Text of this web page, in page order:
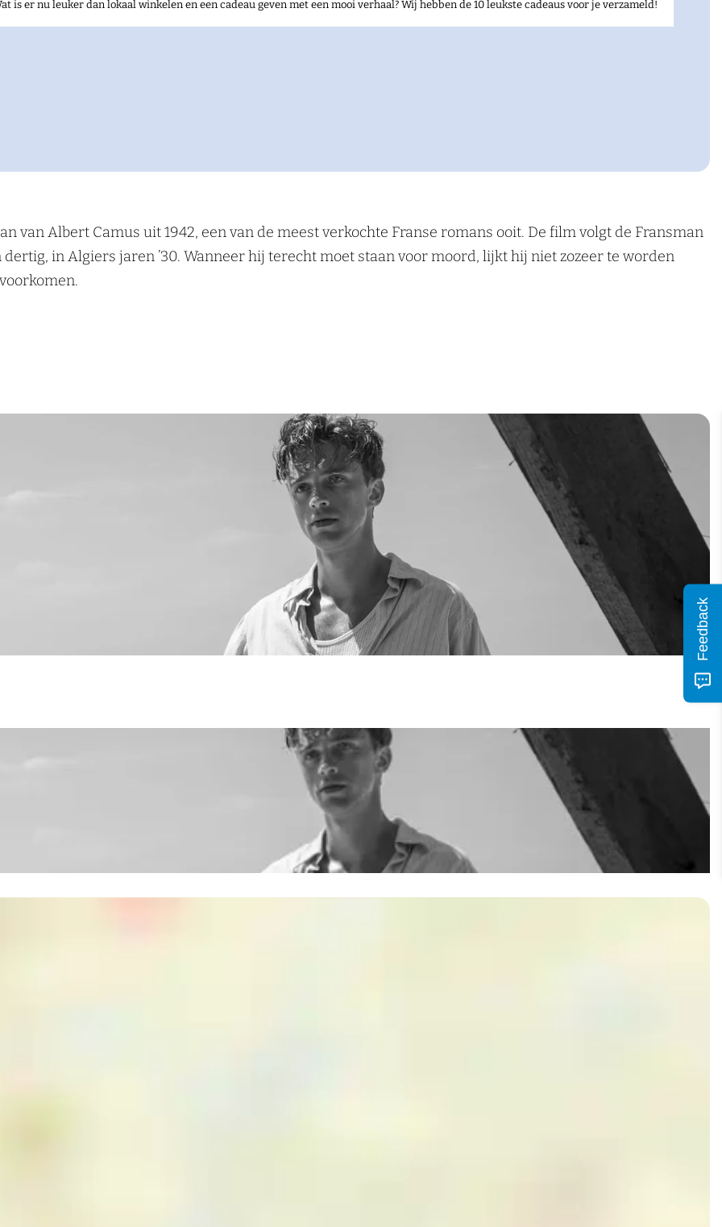
is er nu leuker dan lokaal winkelen en een cadeau geven met een mooi verhaal? Wij hebben de 10 leukste cadeaus voor je verzameld!
van Albert Camus uit 1942, een van de meest verkochte Franse romans ooit. De film volgt de Fransman
in Algiers jaren ’30. Wanneer hij terecht moet staan voor moord, lijkt hij niet zozeer te worden
Feedback